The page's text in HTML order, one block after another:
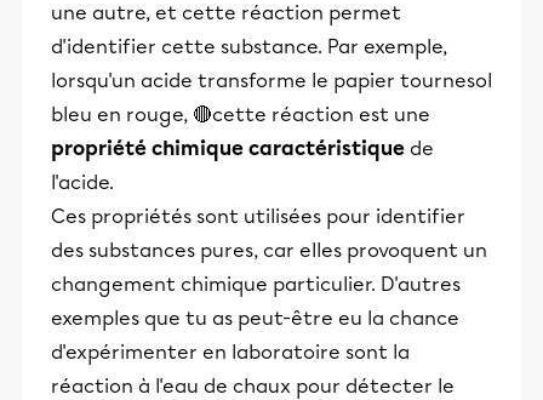
une autre, et cette réaction permet
d'identifier cette substance. Par exemple,
lorsqu'un acide transforme le papier tournesol
bleu en rouge, 🔴cette réaction est une
propriété chimique caractéristique de
l'acide.
Ces propriétés sont utilisées pour identifier
des substances pures, car elles provoquent un
changement chimique particulier. D'autres
exemples que tu as peut-être eu la chance
d'expérimenter en laboratoire sont la
réaction à l'eau de chaux pour détecter le